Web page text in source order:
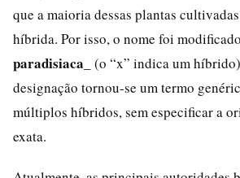
que a maioria dessas plantas
híbrida. Por isso, o nome foi
paradisiaca_
(o “x” indica um
designação tornou-se um termo
múltiplos híbridos, sem especificar a
exata.